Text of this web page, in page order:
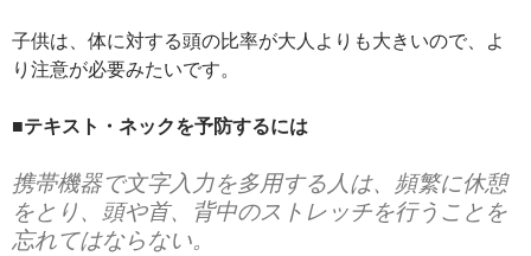
子供は、体に対する頭の比率が大人よりも大きいので、よ
り注意が必要みたいです。
■テキスト・ネックを予防するには
携帯機器で文字入力を多用する人は、頻繁に休憩
をとり、頭や首、背中のストレッチを行うことを
忘れてはならない。